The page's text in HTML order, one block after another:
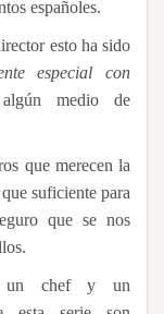
españoles.
esto ha sido
especial con
medio de
que merecen la
suficiente para
que se nos
un chef y un